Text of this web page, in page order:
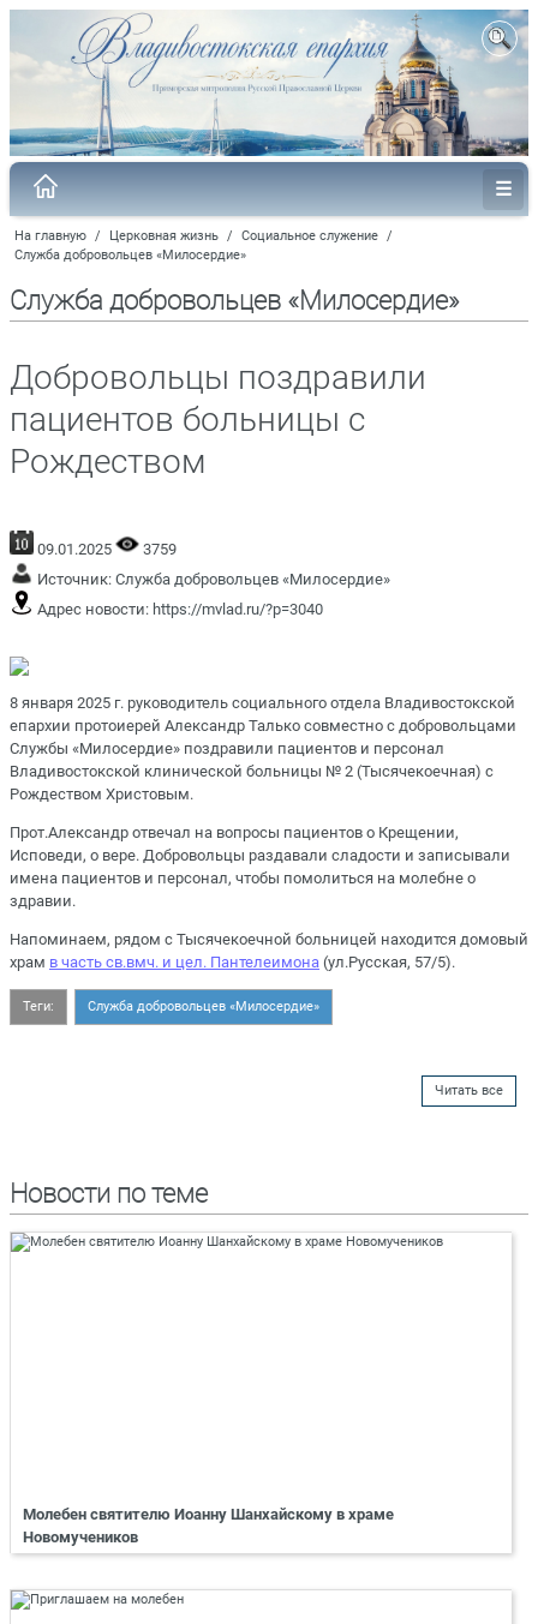
На главную / Церковная жизнь / Социальное служение /
Служба добровольцев «Милосердие»
Служба добровольцев «Милосердие»
Добровольцы поздравили
пациентов больницы с
Рождеством
09.01.2025
3759
Источник: Служба добровольцев «Милосердие»
Адрес новости: https://mvlad.ru/?p=3040
8 января 2025 г. руководитель социального отдела Владивостокской
епархии протоиерей Александр Талько совместно с добровольцами
Службы «Милосердие» поздравили пациентов и персонал
Владивостокской клинической больницы № 2 (Тысячекоечная) с
Рождеством Христовым.
Прот.Александр отвечал на вопросы пациентов о Крещении,
Исповеди, о вере. Добровольцы раздавали сладости и записывали
имена пациентов и персонал, чтобы помолиться на молебне о
здравии.
Напоминаем, рядом с Тысячекоечной больницей находится домовый
храм в часть св.вмч. и цел. Пантелеимона (ул.Русская, 57/5).
Теги: Служба добровольцев «Милосердие»
Читать все
Новости по теме
Молебен святителю Иоанну Шанхайскому в храме
Новомучеников